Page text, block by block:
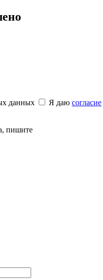
данных Я даю согласие
пишите